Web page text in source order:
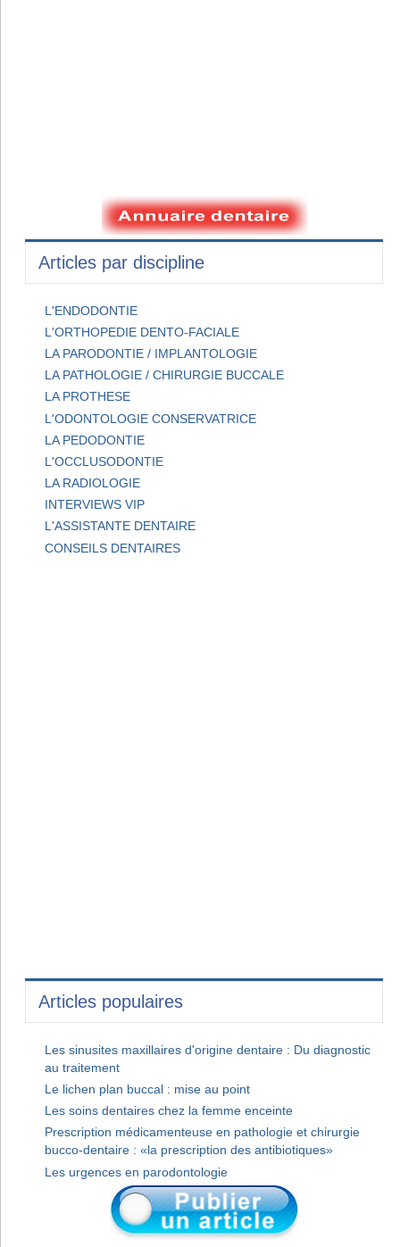
Articles par discipline
L'ENDODONTIE
L'ORTHOPEDIE DENTO-FACIALE
LA PARODONTIE / IMPLANTOLOGIE
LA PATHOLOGIE / CHIRURGIE BUCCALE
LA PROTHESE
L'ODONTOLOGIE CONSERVATRICE
LA PEDODONTIE
L'OCCLUSODONTIE
LA RADIOLOGIE
INTERVIEWS VIP
L'ASSISTANTE DENTAIRE
CONSEILS DENTAIRES
Articles populaires
Les sinusites maxillaires d'origine dentaire : Du diagnostic
au traitement
Le lichen plan buccal : mise au point
Les soins dentaires chez la femme enceinte
Prescription médicamenteuse en pathologie et chirurgie
bucco-dentaire : «la prescription des antibiotiques»
Les urgences en parodontologie